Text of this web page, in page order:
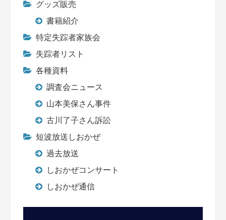
グッズ販売
書籍紹介
特定失踪者家族会
失踪者リスト
各種資料
調査会ニュース
山本美保さん事件
古川了子さん訴訟
短波放送しおかぜ
過去放送
しおかぜコンサート
しおかぜ通信